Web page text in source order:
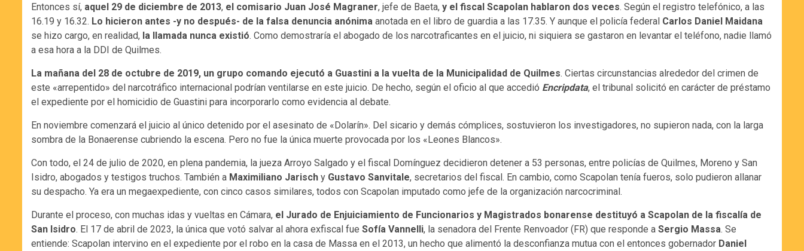
Entonces sí, aquel 29 de diciembre de 2013, el comisario Juan José Magraner, jefe de Baeta, y el fiscal Scapolan hablaron dos veces. Según el registro telefónico, a las
16.19 y 16.32. Lo hicieron antes -y no después- de la falsa denuncia anónima anotada en el libro de guardia a las 17.35. Y aunque el policía federal Carlos Daniel Maidana
se hizo cargo, en realidad, la llamada nunca existió. Como demostraría el abogado de los narcotraficantes en el juicio, ni siquiera se gastaron en levantar el teléfono, nadie llamó
a esa hora a la DDI de Quilmes.
La mañana del 28 de octubre de 2019, un grupo comando ejecutó a Guastini a la vuelta de la Municipalidad de Quilmes. Ciertas circunstancias alrededor del crimen de
este «arrepentido» del narcotráfico internacional podrían ventilarse en este juicio. De hecho, según el oficio al que accedió Encripdata, el tribunal solicitó en carácter de préstamo
el expediente por el homicidio de Guastini para incorporarlo como evidencia al debate.
En noviembre comenzará el juicio al único detenido por el asesinato de «Dolarín». Del sicario y demás cómplices, sostuvieron los investigadores, no supieron nada, con la larga
sombra de la Bonaerense cubriendo la escena. Pero no fue la única muerte provocada por los «Leones Blancos».
Con todo, el 24 de julio de 2020, en plena pandemia, la jueza Arroyo Salgado y el fiscal Domínguez decidieron detener a 53 personas, entre policías de Quilmes, Moreno y San
Isidro, abogados y testigos truchos. También a Maximiliano Jarisch y Gustavo Sanvitale, secretarios del fiscal. En cambio, como Scapolan tenía fueros, solo pudieron allanar
su despacho. Ya era un megaexpediente, con cinco casos similares, todos con Scapolan imputado como jefe de la organización narcocriminal.
Durante el proceso, con muchas idas y vueltas en Cámara, el Jurado de Enjuiciamiento de Funcionarios y Magistrados bonarense destituyó a Scapolan de la fiscalía de
San Isidro. El 17 de abril de 2023, la única que votó salvar al ahora exfiscal fue Sofía Vannelli, la senadora del Frente Renvoador (FR) que responde a Sergio Massa. Se
entiende: Scapolan intervino en el expediente por el robo en la casa de Massa en el 2013, un hecho que alimentó la desconfianza mutua con el entonces gobernador Daniel